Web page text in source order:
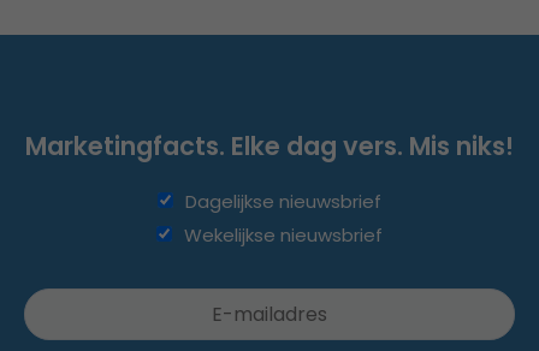
Marketingfacts. Elke dag vers. Mis niks!
Dagelijkse nieuwsbrief
Wekelijkse nieuwsbrief